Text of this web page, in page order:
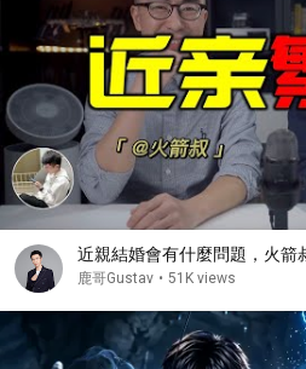
近親結婚會有什麼問題，火箭
鹿哥Gustav • 51K views